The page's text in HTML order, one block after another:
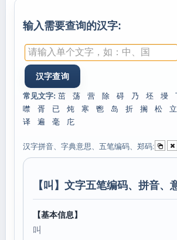
输入需要查询的汉字:
常见文字: 茁 荡 营 除 碍 乃 坯 墁
噤
胥 已 炖 寒 鬯 岛 折 搁 松 立
译
遍 毫 庀
汉字拼音、字典意思、五笔编码、郑码:
【 叫 】文字五笔编码、拼音、
【基本信息】
叫